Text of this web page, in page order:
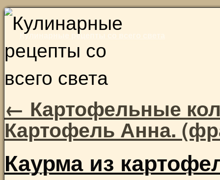
Кулинарные рецепты со всего света
Skip
content
← Картофельные
Картофель Анна.
Каурма из